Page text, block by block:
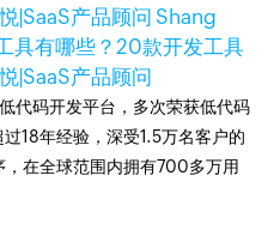
|SaaS产品顾问 Shang
具有哪些？20款开发工具
|SaaS产品顾问
代码开发平台，多次荣获低代码
18年经验，深受1.5万名客户的
在全球范围内拥有700多万用